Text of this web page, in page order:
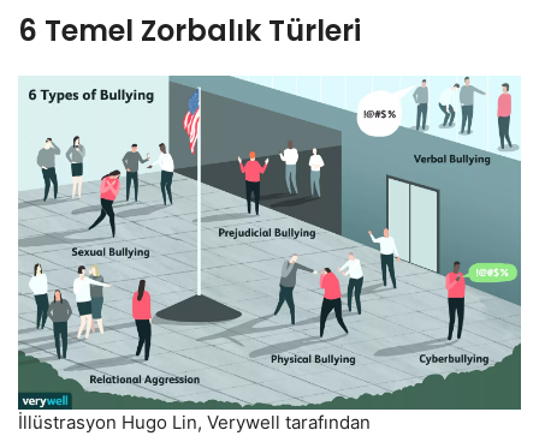
6 Temel Zorbalık Türleri
İllüstrasyon Hugo Lin, Verywell tarafından